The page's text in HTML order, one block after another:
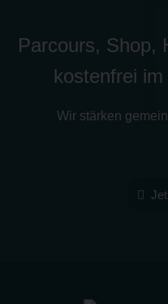
Parcours, Shop,
kostenfrei
Wir stärken